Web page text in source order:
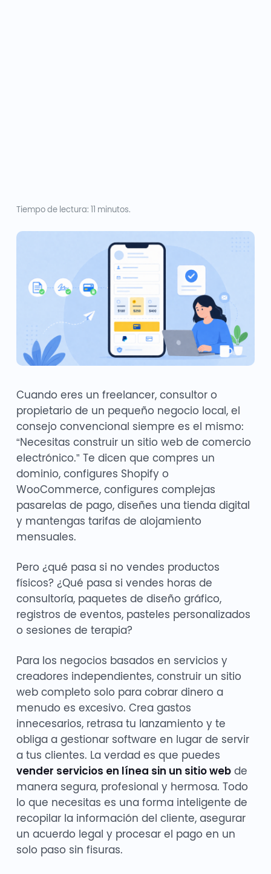
Tiempo de lectura: 11 minutos.
Cuando eres un freelancer, consultor o
propietario de un pequeño negocio local, el
consejo convencional siempre es el mismo:
“Necesitas construir un sitio web de comercio
electrónico.” Te dicen que compres un
dominio, configures Shopify o
WooCommerce, configures complejas
pasarelas de pago, diseñes una tienda digital
y mantengas tarifas de alojamiento
mensuales.
Pero ¿qué pasa si no vendes productos
físicos? ¿Qué pasa si vendes horas de
consultoría, paquetes de diseño gráfico,
registros de eventos, pasteles personalizados
o sesiones de terapia?
Para los negocios basados en servicios y
creadores independientes, construir un sitio
web completo solo para cobrar dinero a
menudo es excesivo. Crea gastos
innecesarios, retrasa tu lanzamiento y te
obliga a gestionar software en lugar de servir
a tus clientes. La verdad es que puedes
vender servicios en línea sin un sitio webde
manera segura, profesional y hermosa. Todo
lo que necesitas es una forma inteligente de
recopilar la información del cliente, asegurar
un acuerdo legal y procesar el pago en un
solo paso sin fisuras.